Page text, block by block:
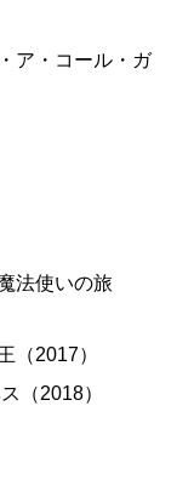
ア・コール・ガ
法使いの旅
（2017）
（2018）